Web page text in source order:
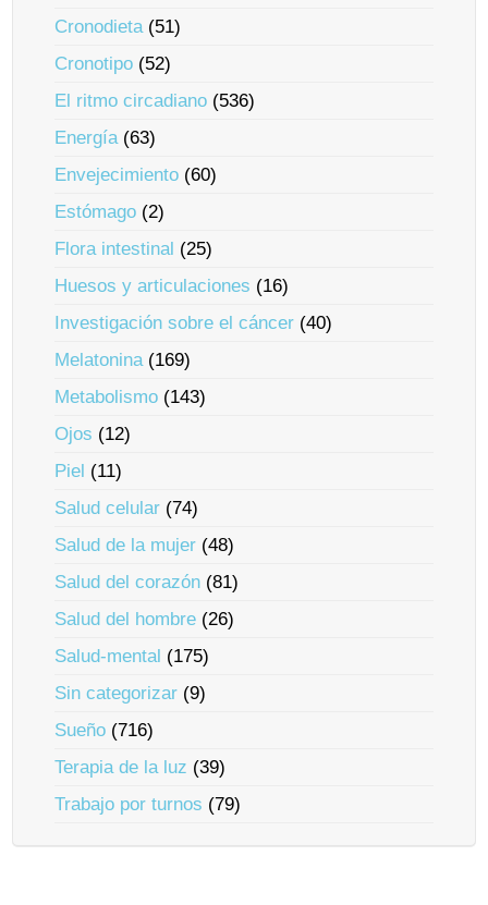
Cronodieta(51)
Cronotipo (52)
El ritmo circadiano (536)
Energía(63)
Envejecimiento (60)
Estómago (2)
Flora intestinal (25)
Huesos y articulaciones (16)
Investigación sobre el cáncer (40)
Melatonina(169)
Metabolismo (143)
Ojos (12)
Piel (11)
Salud celular (74)
Salud de la mujer (48)
Salud del corazón (81)
Salud del hombre (26)
Salud-mental (175)
Sin categorizar (9)
Sueño (716)
Terapia de la luz (39)
Trabajo por turnos (79)